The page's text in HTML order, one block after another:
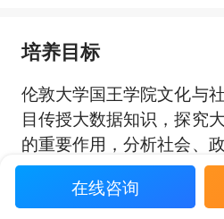
培养目标
伦敦大学国王学院文化与
目传授大数据知识，探究
的重要作用，分析社会、
据。除专业课程外，学生
择学习选修课程，参加实
展开全
在线咨询